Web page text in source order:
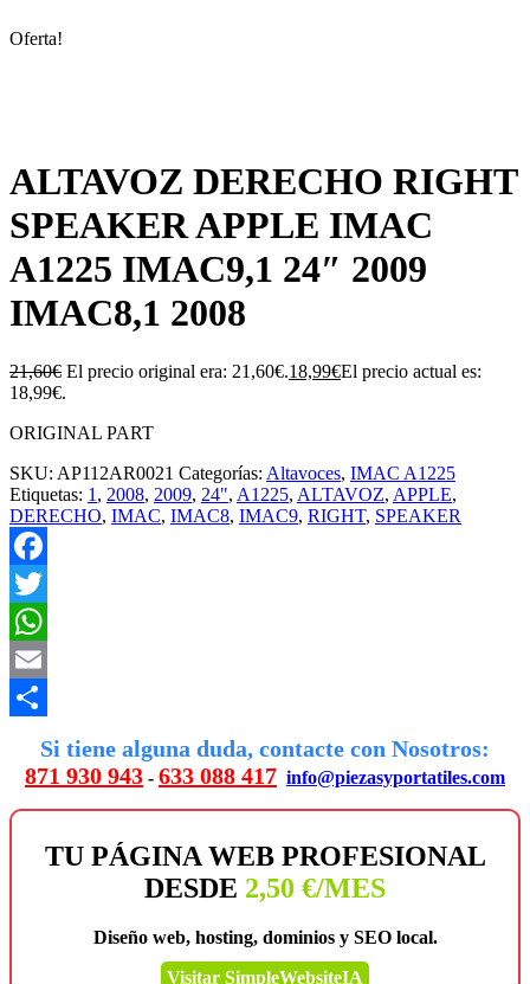
Oferta!
ALTAVOZ DERECHO RIGHT
SPEAKER APPLE IMAC
A1225 IMAC9,1 24″ 2009
IMAC8,1 2008
21,60€ El precio original era: 21,60€.18,99€El precio actual es:
18,99€.
ORIGINAL PART
SKU: AP112AR0021 Categorías: Altavoces, IMAC A1225
Etiquetas: 1 , 2008, 2009, 24", A1225, ALTAVOZ, APPLE,
DERECHO, IMAC, IMAC8, IMAC9, RIGHT, SPEAKER
Facebook
Twitter
WhatsApp
Email
Si tiene alguna duda, contacte con Nosotros:
871 930 943 - 633 088 417 info@piezasyportatiles.com
TU PÁGINA WEB PROFESIONAL
DESDE 2,50 €/MES
Diseño web, hosting, dominios y SEO local.
Visitar SimpleWebsiteIA